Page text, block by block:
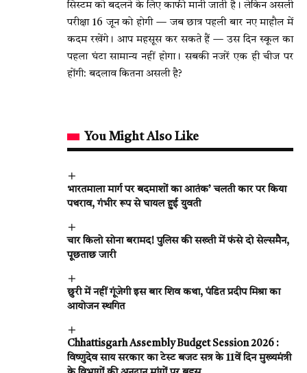
सिस्टम को बदलने के लिए काफी मानी जाती है। लेकिन असली
परीक्षा 16 जून को होगी — जब छात्र पहली बार नए माहौल में
कदम रखेंगे। आप महसूस कर सकते हैं — उस दिन स्कूल का
पहला घंटा सामान्य नहीं होगा। सबकी नजरें एक ही चीज पर
होंगी: बदलाव कितना असली है?
You Might Also Like
भारतमाला मार्ग पर बदमाशों का आतंक’ चलती कार पर किया
पथराव, गंभीर रूप से घायल हुई युवती
चार किलो सोना बरामद! पुलिस की सख्ती में फंसे दो सेल्समैन,
पूछताछ जारी
छुरी में नहीं गूंजेगी इस बार शिव कथा, पंडित प्रदीप मिश्रा का
आयोजन स्थगित
Chhattisgarh Assembly Budget Session 2026 :
विष्णुदेव साय सरकार का टेस्ट बजट सत्र के 11वें दिन मुख्यमंत्री